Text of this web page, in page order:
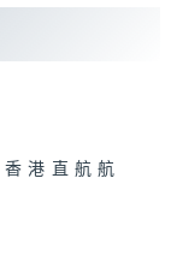
港直航航